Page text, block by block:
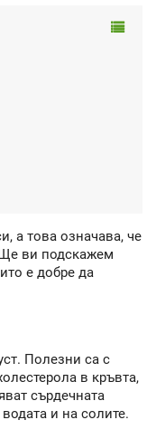
а това означава, че
ви подскажем
е добре да
Полезни са с
в кръвта,
сърдечната
и на солите.